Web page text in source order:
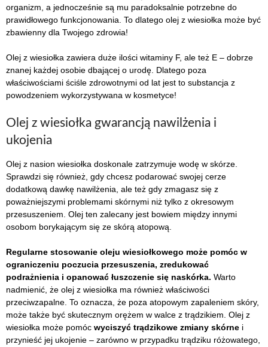
organizm, a jednocześnie są mu paradoksalnie potrzebne do
prawidłowego funkcjonowania. To dlatego olej z wiesiołka może być
zbawienny dla Twojego zdrowia!
Olej z wiesiołka zawiera duże ilości witaminy F, ale też E – dobrze
znanej każdej osobie dbającej o urodę. Dlatego poza
właściwościami ściśle zdrowotnymi od lat jest to substancja z
powodzeniem wykorzystywana w kosmetyce!
Olej z wiesiołka gwarancją nawilżenia i
ukojenia
Olej z nasion wiesiołka doskonale zatrzymuje wodę w skórze.
Sprawdzi się również, gdy chcesz podarować swojej cerze
dodatkową dawkę nawilżenia, ale też gdy zmagasz się z
poważniejszymi problemami skórnymi niż tylko z okresowym
przesuszeniem. Olej ten zalecany jest bowiem między innymi
osobom borykającym się ze skórą atopową.
Regularne stosowanie oleju wiesiołkowego może pomóc w
ograniczeniu poczucia przesuszenia, zredukować
podrażnienia i opanować łuszczenie się naskórka. Warto
nadmienić, że olej z wiesiołka ma również właściwości
przeciwzapalne. To oznacza, że poza atopowym zapaleniem skóry,
może także być skutecznym orężem w walce z trądzikiem. Olej z
wiesiołka może pomóc wyciszyć trądzikowe zmiany skórne i
przynieść jej ukojenie – zarówno w przypadku trądziku różowatego,